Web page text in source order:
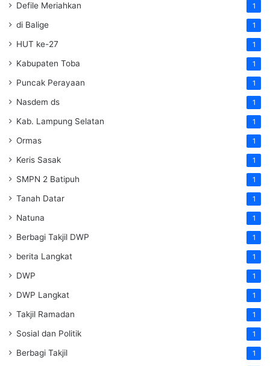
Defile Meriahkan 1
di Balige 1
HUT ke-27 1
Kabupaten Toba 1
Puncak Perayaan 1
Nasdem ds 1
Kab. Lampung Selatan 1
Ormas 1
Keris Sasak 1
SMPN 2 Batipuh 1
Tanah Datar 1
Natuna 1
Berbagi Takjil DWP 1
berita Langkat 1
DWP 1
DWP Langkat 1
Takjil Ramadan 1
Sosial dan Politik 1
Berbagi Takjil 1